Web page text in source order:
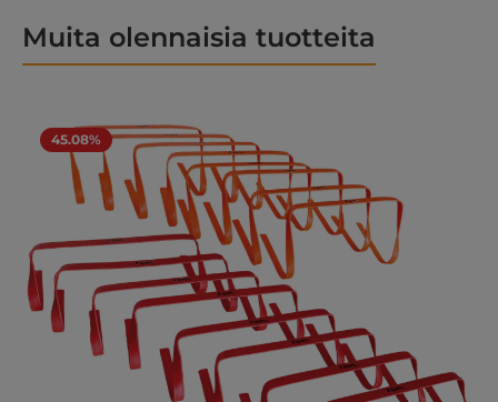
Muita olennaisia tuotteita
Ohita tuotegalleria
45.08%